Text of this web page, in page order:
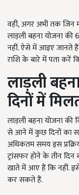
वहीं, अगर अभी तक जिन
लाड़ली बहना योजना की
नहीं. ऐसे में आइए जानते
राशि के बारे में पता करें
लाड़ली
दिनों में
लाड़ली बहना योजना की
से आने में कुछ दिनों का
अधिकतम समय इस
ट्रांसफर होने के तीन
खाते में आए हैं कि नहीं.
कर सकते हैं.